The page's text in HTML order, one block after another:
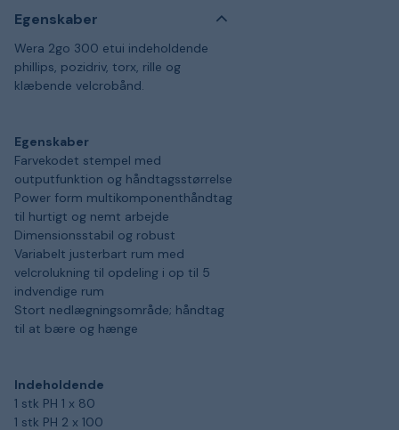
Egenskaber
Wera 2go 300 etui indeholdende
phillips, pozidriv, torx, rille og
klæbende velcrobånd.
Egenskaber
Farvekodet stempel med
outputfunktion og håndtagsstørrelse
Power form multikomponenthåndtag
til hurtigt og nemt arbejde
Dimensionsstabil og robust
Variabelt justerbart rum med
velcrolukning til opdeling i op til 5
indvendige rum
Stort nedlægningsområde; håndtag
til at bære og hænge
Indeholdende
1 stk PH 1 x 80
1 stk PH 2 x 100